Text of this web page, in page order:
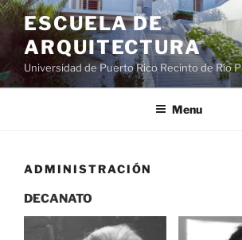
ESCUELA DE
ARQUITECTURA
Universidad de Puerto Rico Recinto de Río
Menu
ADMINISTRACIÓN
DECANATO